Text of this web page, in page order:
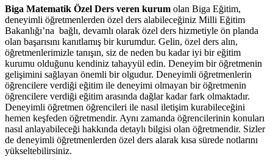
Biga Matematik Özel Ders veren kurum olan Biga Eğitim,
deneyimli öğretmenlerden özel ders alabileceğiniz Milli Eğitim
Bakanlığı’na bağlı, devamlı olarak özel ders hizmetiyle ön planda
olan başarısını kanıtlamış bir kurumdur. Gelin, özel ders alın,
öğretmenlerimizle tanışın, siz de neden bu kadar iyi bir eğitim
kurumu olduğunu kendiniz tahayyül edin. Deneyim bir öğretmenin
gelişimini sağlayan önemli bir olgudur. Deneyimli öğretmenlerin
öğrencilere verdiği eğitim ile deneyimi olmayan bir öğretmenin
öğrencilere verdiği eğitim arasında dağlar kadar fark olmaktadır.
Deneyimli öğretmen öğrencileri ile nasıl iletişim kurabileceğini
hemen keşfeden öğretmendir. Aynı zamanda öğrencilerinin konuları
nasıl anlayabileceği hakkında detaylı bilgisi olan öğretmendir. Sizler
de deneyimli öğretmenlerden özel ders alarak kısa sürede notlarını
yükseltebilirsiniz.